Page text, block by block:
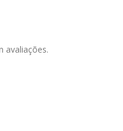
avaliações.